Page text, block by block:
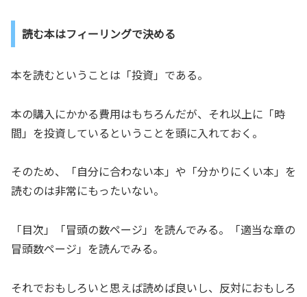
読む本はフィーリングで決める
本を読むということは「投資」である。
本の購入にかかる費用はもちろんだが、それ以上に「時
間」を投資しているということを頭に入れておく。
そのため、「自分に合わない本」や「分かりにくい本」を
読むのは非常にもったいない。
「目次」「冒頭の数ページ」を読んでみる。「適当な章の
冒頭数ページ」を読んでみる。
それでおもしろいと思えば読めば良いし、反対におもしろ